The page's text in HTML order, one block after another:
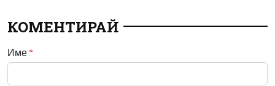
КОМЕНТИРАЙ
Име *